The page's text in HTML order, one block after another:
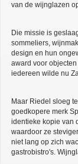
van de wijnglazen
Die missie is
sommeliers,
design en hun
award voor
iedereen wilde nu
Maar Riedel sloeg
goedkopere merk
identieke kopie van
waardoor ze
niet lang op zich
gastrobistro's.